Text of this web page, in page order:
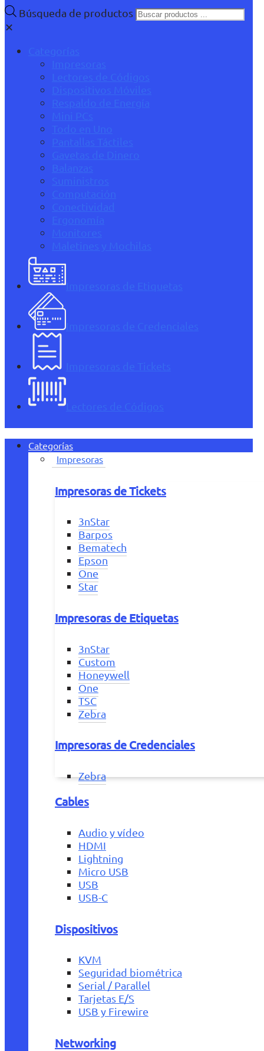
Búsqueda de productos
✕
Categorías
Impresoras
Lectores de Códigos
Dispositivos Móviles
Respaldo de Energía
Mini PCs
Todo en Uno
Pantallas Táctiles
Gavetas de Dinero
Balanzas
Suministros
Computación
Conectividad
Ergonomía
Monitores
Maletines y Mochilas
Impresoras de Etiquetas
Impresoras de Credenciales
Impresoras de Tickets
Lectores de Códigos
Categorías
Impresoras
Impresoras de Tickets
3nStar
Barpos
Bematech
Epson
One
Star
Impresoras de Etiquetas
3nStar
Custom
Honeywell
One
TSC
Zebra
Impresoras de Credenciales
Zebra
Cables
Audio y vídeo
HDMI
Lightning
Micro USB
USB
USB-C
Dispositivos
KVM
Seguridad biométrica
Serial / Parallel
Tarjetas E/S
USB y Firewire
Networking